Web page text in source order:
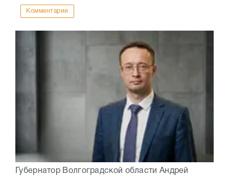
Комментарии
Губернатор Волгоградской области Андрей